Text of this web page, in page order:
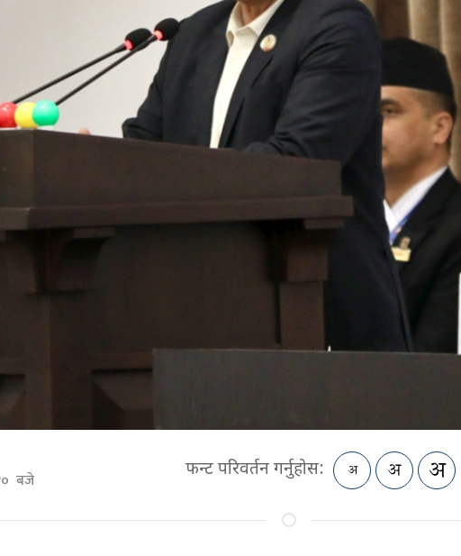
बजे फन्ट परिवर्तन गर्नुहोस: